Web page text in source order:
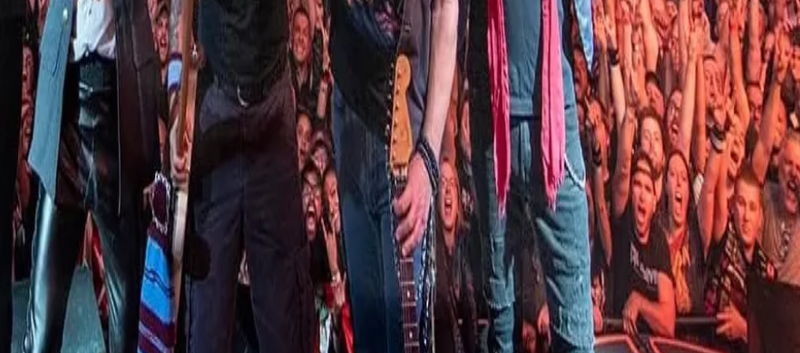
álbumes tremendos: The Number of the Beast (tercero de estudio, lanzado en 1982, que contenía canciones como “Run to the Hills”); Piece of
Midnight, “Losfer Words (Big Orra)”,. Seguramente el nuevo encuentro de Iron Maiden con el público argentino estará signado por los temas
mejores canciones de esta banda histórica del heavy metal, como “Remember Tomorrow”, “Phantom Of The Opera”, “Transilvania” para
y esperar lo que sin dudas será un show inolvidable! Si sos fanático de esta banda y soñás con escuchar en vivo algunos de los temas
Madness”, “The Evil That Men Do”, “Killers”, “Infinite Dreams” y “The trooper”, y también temazos como “Fear Of The Dark!, “Run To The
una gran noticia: ¡ya podés comprar entradas para Iron Maiden en Entradafan!